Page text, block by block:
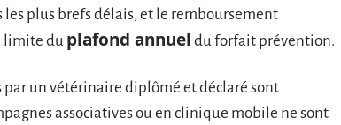
plus brefs délais, et le remboursement
limite du plafond annuel du forfait prévention.
par un vétérinaire diplômé et déclaré sont
associatives ou en clinique mobile ne sont